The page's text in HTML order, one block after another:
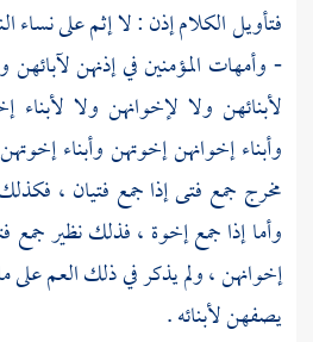
فتأويل الكلام إذن : لا إثم على نساء
- وأمهات المؤمنين في إذنهن
لأبنائهن ولا لإخوانهن ولا
وأبناء إخوانهن إخوتهن وأبناء
مخرج جمع فتى إذا جمع فتيان ،
وأما إذا جمع إخوة ، فذلك نظير جمع
إخوانهن ، ولم يذكر في ذلك العم على
يصفهن لأبنائه .